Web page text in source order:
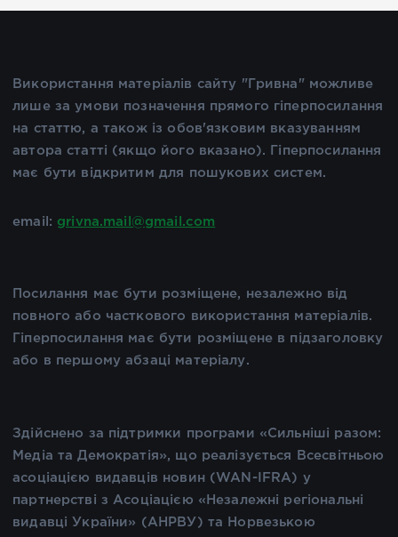
Використання матеріалів сайту "Гривна" можливе
лише за умови позначення прямого гіперпосилання
на статтю, а також із обов'язковим вказуванням
автора статті (якщо його вказано). Гіперпосилання
має бути відкритим для пошукових систем.
email: grivna.mail@gmail.com
Посилання має бути розміщене, незалежно від
повного або часткового використання матеріалів.
Гіперпосилання має бути розміщене в підзаголовку
або в першому абзаці матеріалу.
Здійснено за підтримки програми «Сильніші разом:
Медіа та Демократія», що реалізується Всесвітньою
асоціацією видавців новин (WAN-IFRA) у
партнерстві з Асоціацією «Незалежні регіональні
видавці України» (АНРВУ) та Норвезькою